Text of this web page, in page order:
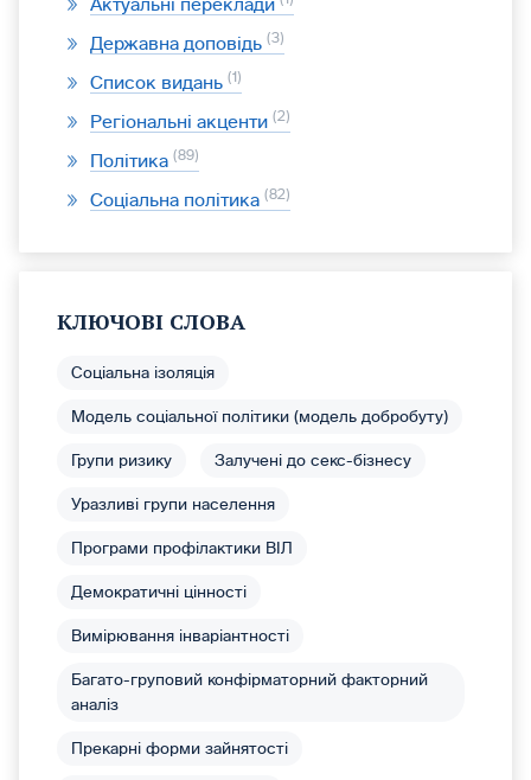
Державна доповідь 3
Список видань 1
Регіональні акценти 2
Політика 89
Соціальна політика 82
КЛЮЧОВІ СЛОВА
Соціальна ізоляція
Модель соціальної політики (модель добробуту)
Групи ризику Залучені до секс-бізнесу
Уразливі групи населення
Програми профілактики ВІЛ
Демократичні цінності
Вимірювання інваріантності
Багато-груповий конфірматорний факторний
аналіз
Прекарні форми зайнятості